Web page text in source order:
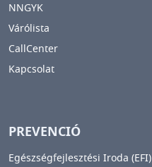
NNGYK
Várólista
CallCenter
Kapcsolat
PREVENCIÓ
Egészségfejlesztési Iroda (EFI)